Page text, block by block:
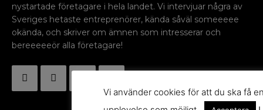
nystartade företagare i hela landet. Vi intervjuar några av
Sveriges hetaste entreprenörer, kända såväl someeeee
okända, och skriver om ämnen som intresserar och
bereeeeeör alla företagare!
Vi använder cookies för att du ska få